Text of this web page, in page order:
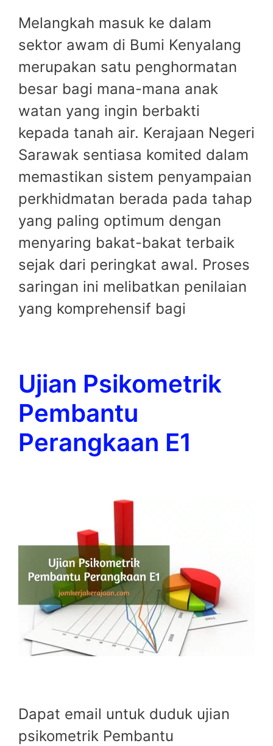
Melangkah masuk ke dalam
sektor awam di Bumi Kenyalang
merupakan satu penghormatan
besar bagi mana-mana anak
watan yang ingin berbakti
kepada tanah air. Kerajaan Negeri
Sarawak sentiasa komited dalam
memastikan sistem penyampaian
perkhidmatan berada pada tahap
yang paling optimum dengan
menyaring bakat-bakat terbaik
sejak dari peringkat awal. Proses
saringan ini melibatkan penilaian
yang komprehensif bagi
Ujian Psikometrik
Pembantu
Perangkaan E1
Dapat email untuk duduk ujian
psikometrik Pembantu